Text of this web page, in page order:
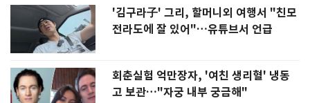
'김구라子' 그리, 할머니외 여행서 "친모
전라도에 잘 있어"…유튜브서 언급
회춘실험 억만장자, '여친 생리혈' 냉동
고 보관…"자궁 내부 궁금해"